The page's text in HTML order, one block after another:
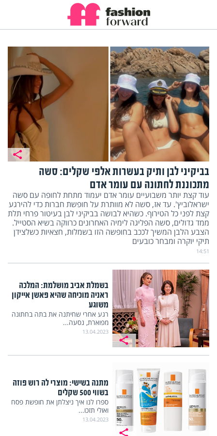
בביקיני לבן ותיק בעשרות אלפי שקלים: סשה
מתכוננת לחתונה עם עומר אדם
עוד קצת יותר משבועיים עומר אדם יעמוד מתחת לחופה עם סשה
ישראלוביץ'. עד אז, סשה לא מוותרת על חופשת חברות כדי להירגע
קצת לפני כל הטירוף. כשהיא לבושה בביקיני לבן בעיטור פרחי תלת
ממד גדולים, סשה הפליגה לימיה האחרונים כרווקה בשיא הסטייל.
הצבע הלבן המשיך לככב בחופשה הזו בשמלות, חצאיות כשלצידן
תיקי יוקרה ומבחר כובעים
14:51
בשמלת אביב מושלמת: המלכה
ראניה מוכיחה שהיא פאשן אייקון
משוגע
רגע אחרי שחיתנה את בתה בחתונה
מפוארת, נסעה...
13.04.2023
מתנה בשישי: מוצרי לה רוש פוזה
בשווי 500 שקלים
ספרו לנו איך ניצלתן את חופשת פסח
ואולי תזכו...
13.04.2023